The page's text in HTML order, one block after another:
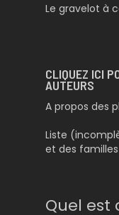
Le gravelot à
CLIQUEZ ICI
AUTEURS
A propos des
Liste
et des familles
Quel est